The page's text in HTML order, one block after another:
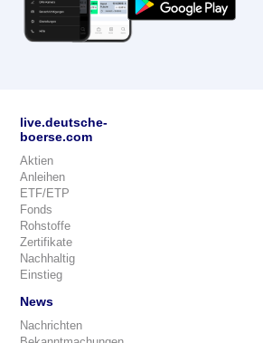
live.deutsche-
boerse.com
Aktien
Anleihen
ETF/ETP
Fonds
Rohstoffe
Zertifikate
Nachhaltig
Einstieg
News
Nachrichten